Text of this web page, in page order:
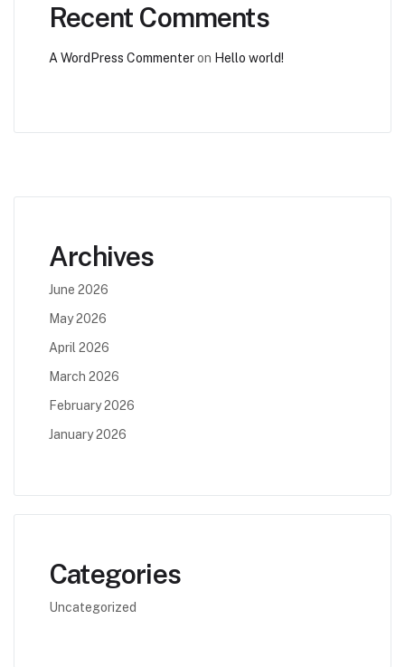
Recent Comments
A WordPress Commenteron Hello world!
Archives
June 2026
May 2026
April 2026
March 2026
February 2026
January 2026
Categories
Uncategorized